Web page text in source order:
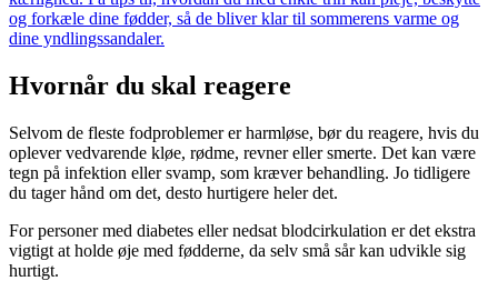
og forkæle dine fødder, så de bliver klar til sommerens varme og
dine yndlingssandaler.
Hvornår du skal reagere
Selvom de fleste fodproblemer er harmløse, bør du reagere, hvis du
oplever vedvarende kløe, rødme, revner eller smerte. Det kan være
tegn på infektion eller svamp, som kræver behandling. Jo tidligere
du tager hånd om det, desto hurtigere heler det.
For personer med diabetes eller nedsat blodcirkulation er det ekstra
vigtigt at holde øje med fødderne, da selv små sår kan udvikle sig
hurtigt.